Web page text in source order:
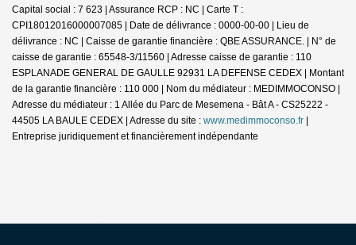
Capital social : 7 623 | Assurance RCP : NC | Carte T :
CPI18012016000007085 | Date de délivrance : 0000-00-00 | Lieu de
délivrance : NC | Caisse de garantie financière : QBE ASSURANCE. | N° de
caisse de garantie : 65548-3/11560 | Adresse caisse de garantie : 110
ESPLANADE GENERAL DE GAULLE 92931 LA DEFENSE CEDEX | Montant
de la garantie financière : 110 000 | Nom du médiateur : MEDIMMOCONSO |
Adresse du médiateur : 1 Allée du Parc de Mesemena - Bât A - CS25222 -
44505 LA BAULE CEDEX | Adresse du site : www.medimmoconso.fr |
Entreprise juridiquement et financièrement indépendante